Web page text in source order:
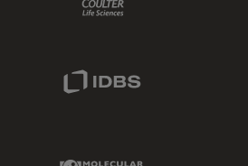
Molecular Devices Link